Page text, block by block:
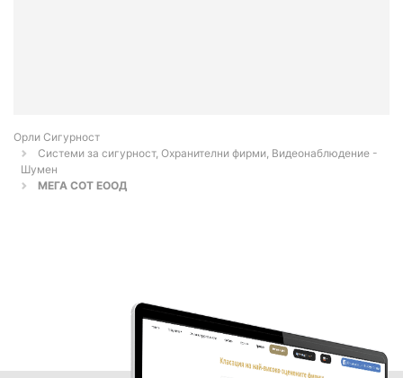
Орли Сигурност
Системи за сигурност, Охранителни фирми, Видеонаблюдение -
Шумен
МЕГА СОТ ЕООД